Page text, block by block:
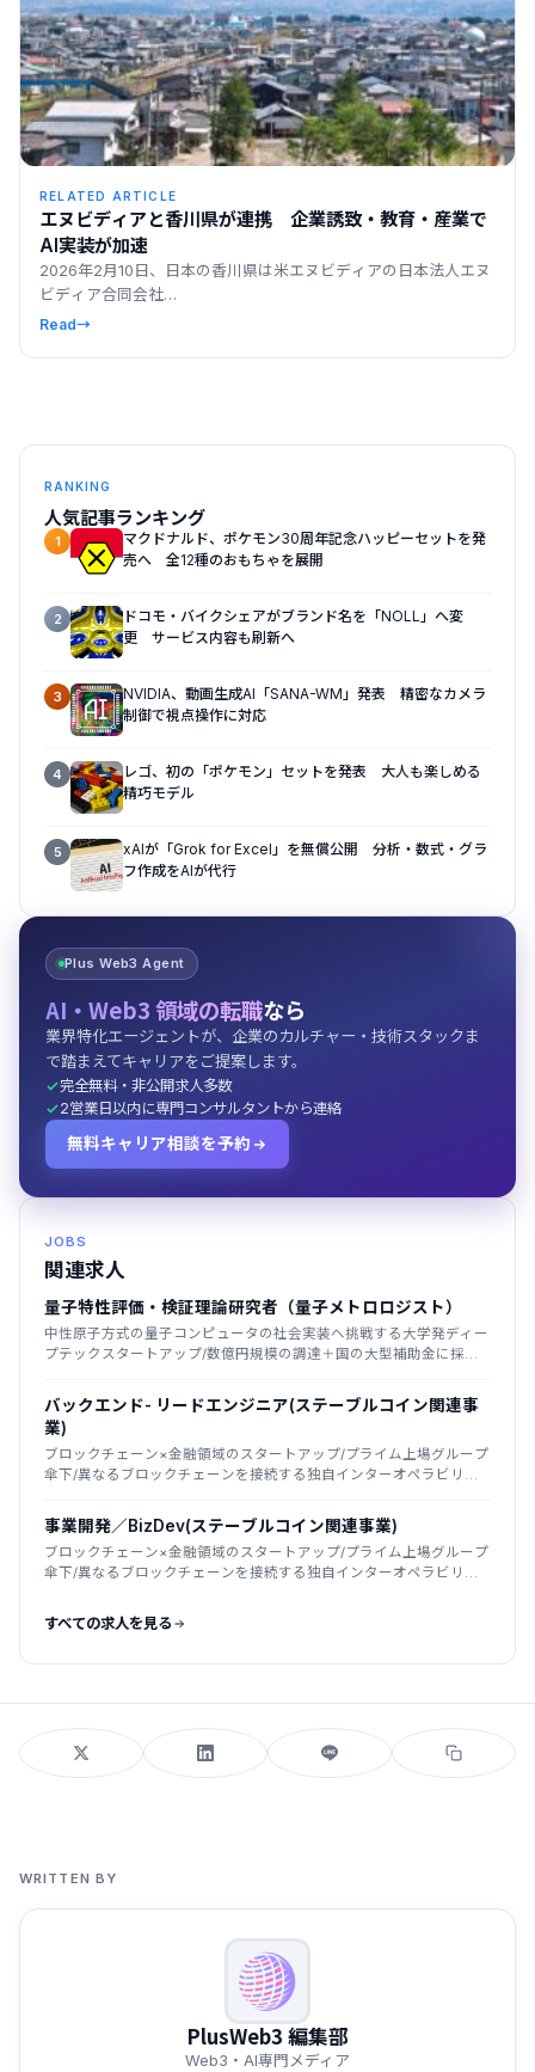
RELATED ARTICLE
エヌビディアと香川県が連携 企業誘致・教育・産業で
AI実装が加速
2026年2月10日、日本の香川県は米エヌビディアの日本法人エヌ
ビディア合同会社…
Read→
RANKING
人気記事ランキング
1
マクドナルド、ポケモン30周年記念ハッピーセットを発
売へ 全12種のおもちゃを展開
2
ドコモ・バイクシェアがブランド名を「NOLL」へ変
更 サービス内容も刷新へ
3
NVIDIA、動画生成AI「SANA-WM」発表 精密なカメラ
制御で視点操作に対応
4
レゴ、初の「ポケモン」セットを発表 大人も楽しめる
精巧モデル
5
xAIが「Grok for Excel」を無償公開 分析・数式・グラ
フ作成をAIが代行
Plus Web3 Agent
AI・Web3 領域の転職なら
業界特化エージェントが、企業のカルチャー・技術スタックま
で踏まえてキャリアをご提案します。
完全無料・非公開求人多数
2営業日以内に専門コンサルタントから連絡
無料キャリア相談を予約
JOBS
関連求人
量子特性評価・検証理論研究者（量子メトロロジスト）
中性原子方式の量子コンピュータの社会実装へ挑戦する大学発ディー
プテックスタートアップ/数億円規模の調達＋国の大型補助金に採
バックエンド- リードエンジニア(ステーブルコイン関連事
業)
ブロックチェーン×金融領域のスタートアップ/プライム上場グループ
傘下/異なるブロックチェーンを接続する独自インターオペラビリテ
事業開発／BizDev(ステーブルコイン関連事業)
ブロックチェーン×金融領域のスタートアップ/プライム上場グループ
傘下/異なるブロックチェーンを接続する独自インターオペラビリテ
すべての求人を見る
WRITTEN BY
PlusWeb3 編集部
Web3・AI専門メディア